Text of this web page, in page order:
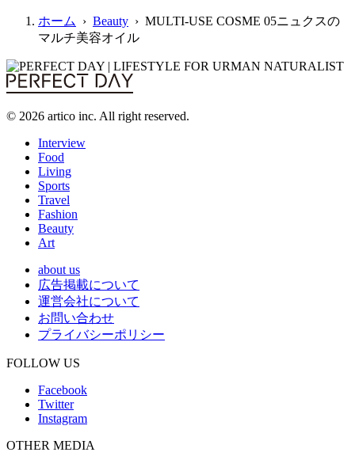
ホーム › Beauty › MULTI-USE COSME 05ニュクスの
マルチ美容オイル
© 2026 artico inc. All right reserved.
Interview
Food
Living
Sports
Travel
Fashion
Beauty
Art
about us
広告掲載について
運営会社について
お問い合わせ
プライバシーポリシー
FOLLOW US
Facebook
Twitter
Instagram
OTHER MEDIA